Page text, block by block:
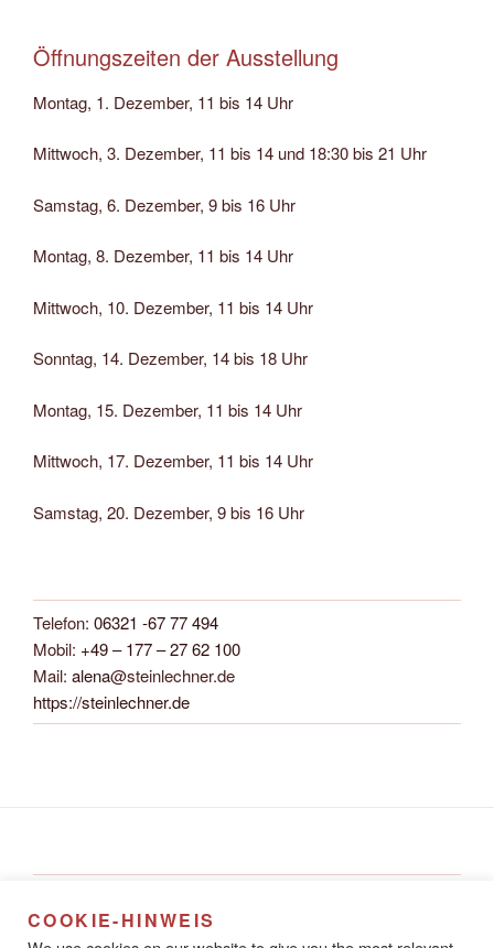
Öffnungszeiten der Ausstellung
Montag, 1. Dezember, 11 bis 14 Uhr
Mittwoch, 3. Dezember, 11 bis 14 und 18:30 bis 21 Uhr
Samstag, 6. Dezember, 9 bis 16 Uhr
Montag, 8. Dezember, 11 bis 14 Uhr
Mittwoch, 10. Dezember, 11 bis 14 Uhr
Sonntag, 14. Dezember, 14 bis 18 Uhr
Montag, 15. Dezember, 11 bis 14 Uhr
Mittwoch, 17. Dezember, 11 bis 14 Uhr
Samstag, 20. Dezember, 9 bis 16 Uhr
Telefon: 06321 -67 77 494
Mobil: +49 – 177 – 27 62 100
Mail: alena@steinlechner.de
https://steinlechner.de
Rathausstraße 8A
COOKIE-HINWEIS